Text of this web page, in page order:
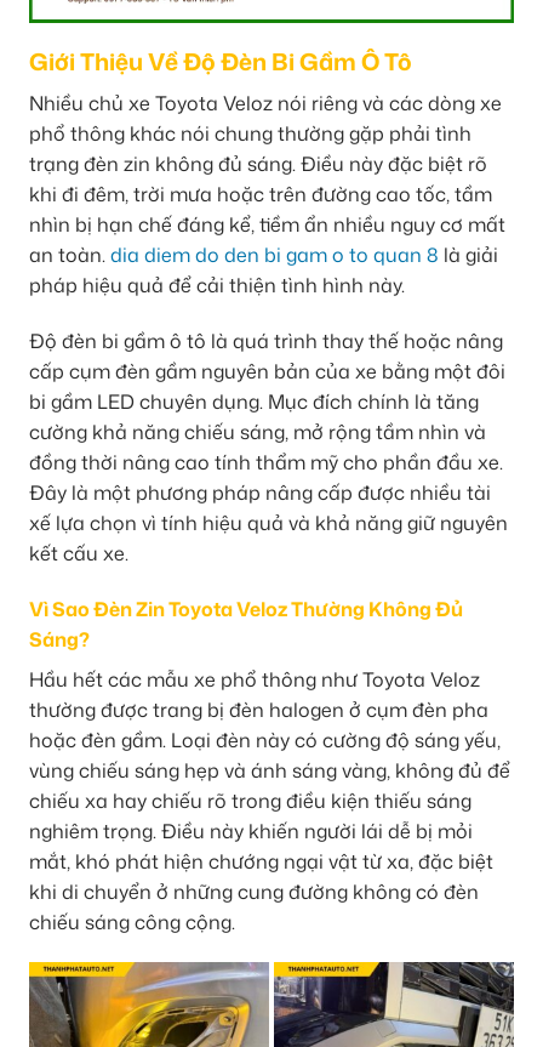
Giới Thiệu Về Độ Đèn Bi Gầm Ô Tô
Nhiều chủ xe Toyota Veloz nói riêng và các dòng xe
phổ thông khác nói chung thường gặp phải tình
trạng đèn zin không đủ sáng. Điều này đặc biệt rõ
khi đi đêm, trời mưa hoặc trên đường cao tốc, tầm
nhìn bị hạn chế đáng kể, tiềm ẩn nhiều nguy cơ mất
an toàn.dia diem do den bi gam o to quan 8 là giải
pháp hiệu quả để cải thiện tình hình này.
Độ đèn bi gầm ô tô là quá trình thay thế hoặc nâng
cấp cụm đèn gầm nguyên bản của xe bằng một đôi
bi gầm LED chuyên dụng. Mục đích chính là tăng
cường khả năng chiếu sáng, mở rộng tầm nhìn và
đồng thời nâng cao tính thẩm mỹ cho phần đầu xe.
Đây là một phương pháp nâng cấp được nhiều tài
xế lựa chọn vì tính hiệu quả và khả năng giữ nguyên
kết cấu xe.
Vì Sao Đèn Zin Toyota Veloz Thường Không Đủ
Sáng?
Hầu hết các mẫu xe phổ thông như Toyota Veloz
thường được trang bị đèn halogen ở cụm đèn pha
hoặc đèn gầm. Loại đèn này có cường độ sáng yếu,
vùng chiếu sáng hẹp và ánh sáng vàng, không đủ để
chiếu xa hay chiếu rõ trong điều kiện thiếu sáng
nghiêm trọng. Điều này khiến người lái dễ bị mỏi
mắt, khó phát hiện chướng ngại vật từ xa, đặc biệt
khi di chuyển ở những cung đường không có đèn
chiếu sáng công cộng.